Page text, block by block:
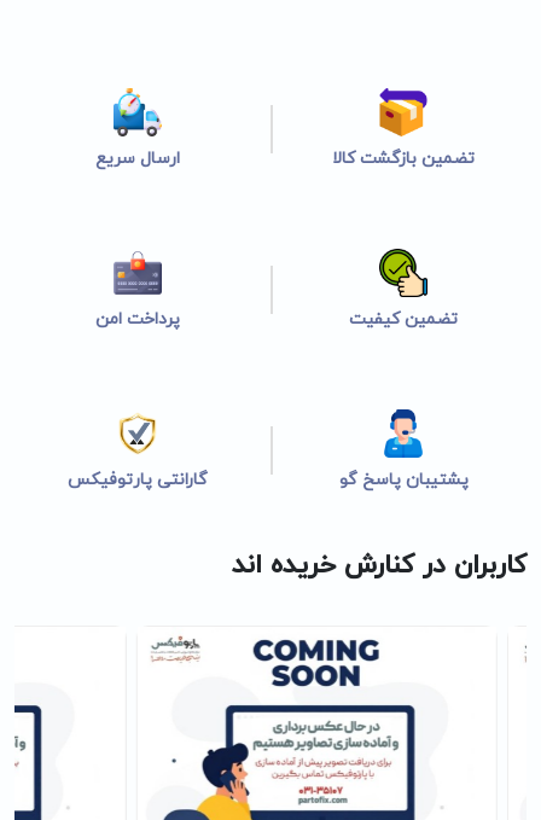
تضمین بازگشت کالا ارسال سریع
تضمین کیفیت پرداخت امن
پشتیبان پاسخ گو گارانتی پارتوفیکس
کاربران در کنارش خریده اند